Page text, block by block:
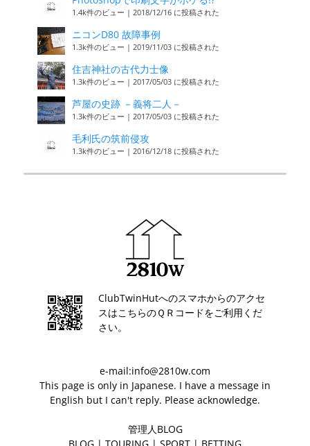
1.4k件のビュー | 2018/12/16 に投稿された
ニコンD80 故障事例
1.3k件のビュー | 2019/11/03 に投稿された
住吉神社の古代力士像
1.3k件のビュー | 2017/05/03 に投稿された
芦屋の史跡 －義将二人－
1.3k件のビュー | 2017/05/03 に投稿された
毛利氏の筑前侵攻
1.3k件のビュー | 2016/12/18 に投稿された
ClubTwinHutへのスマホからのアクセ
スはこちらのＱＲコードをご利用くだ
さい。
e-mail:info@2810w.com
This page is only in Japanese. I have a message in
English but I can't reply. Please acknowledge.
管理人BLOG